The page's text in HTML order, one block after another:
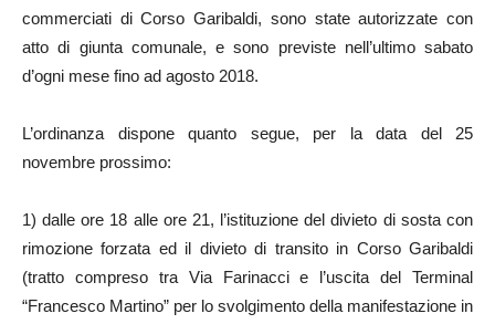
commerciati di Corso Garibaldi, sono state autorizzate con
atto di giunta comunale, e sono previste nell’ultimo sabato
d’ogni mese fino ad agosto 2018.
L’ordinanza dispone quanto segue, per la data del 25
novembre prossimo:
1) dalle ore 18 alle ore 21, l’istituzione del divieto di sosta con
rimozione forzata ed il divieto di transito in Corso Garibaldi
(tratto compreso tra Via Farinacci e l’uscita del Terminal
“Francesco Martino” per lo svolgimento della manifestazione in